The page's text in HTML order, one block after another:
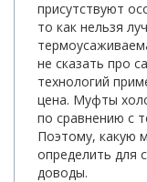
присутствуют
то как нельзя
не сказать про
технологий
цена. Муфты
по сравнению с
Поэтому, какую
определить для
доводы.